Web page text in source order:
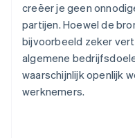
creëer je geen
partijen. Hoewel de
bijvoorbeeld zeker
algemene
waarschijnlijk openlijk
werknemers.